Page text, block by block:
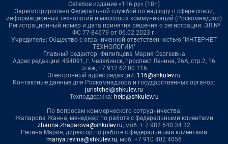
Сетевое издание «116.ру» (18+)
Зарегистрировано Федеральной службой по надзору в сфере связи,
информационных технологий и массовых коммуникаций (Роскомнадзор)
Регистрационный номер и дата принятия решения о регистрации: ЭЛ №
ФС 77-84679 от 06.02.2023 г.
Учредитель: Общество с ограниченной ответственностью "ИНТЕРНЕТ
ТЕХНОЛОГИИ"
Главный редактор: Филипцева Мария Сергеевна
Адрес редакции: 454091, г. Челябинск, проспект Ленина, 26А, стр.2, 16
этаж, +7 912 62 00 116
Электронный адрес редакции: 116@shkulev.ru
Контактные данные для Роскомнадзора и государственных органов:
juristchel@shkulev.ru
Техподдержка: help@shkulev.ru
По вопросам коммерческого сотрудничества:
Жапарова Жанна, менеджер по работе с федеральными клиентами
zhanna.zhaparova@shkulev.ru, моб. + 7 982 640 34 32
Ревина Мария, директор по работе с федеральными клиентами
mariya.revina@shkulev.ru, моб. +7 910 402 4056